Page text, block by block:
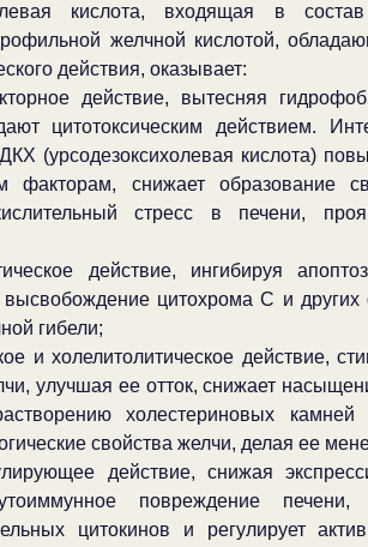
кислота, входящая в
желчной кислотой,
действия, оказывает:
действие, вытесняя
цитотоксическим действием.
(урсодезоксихолевая кислота)
факторам, снижает образование
стресс в печени,
действие, ингибируя
цитохрома C и других
гибели;
и холелитолитическое действие,
улучшая ее отток, снижает
холестериновых
свойства желчи, делая ее
действие, снижая
повреждение печени,
цитокинов и регулирует